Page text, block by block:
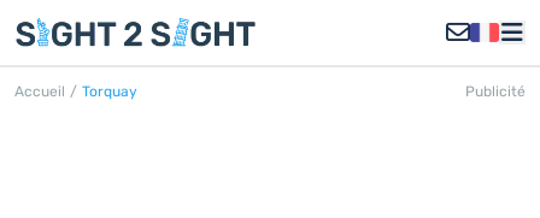
Accueil / Torquay Publicité